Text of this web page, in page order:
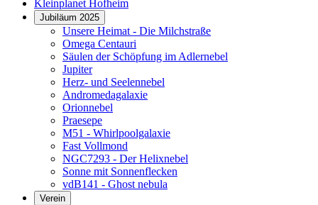
Kleinplanet Hofheim
Jubiläum 2025
Unsere Heimat - Die Milchstraße
Omega Centauri
Säulen der Schöpfung im Adlernebel
Jupiter
Herz- und Seelennebel
Andromedagalaxie
Orionnebel
Praesepe
M51 - Whirlpoolgalaxie
Fast Vollmond
NGC7293 - Der Helixnebel
Sonne mit Sonnenflecken
vdB141 - Ghost nebula
Verein